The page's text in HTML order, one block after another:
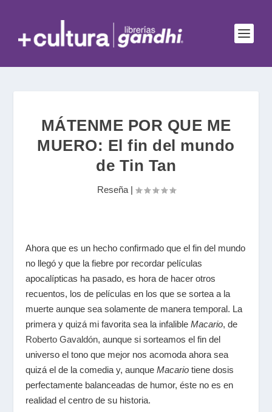
MÁTENME POR QUE ME
MUERO: El fin del mundo
de Tin Tan
Reseña|
Ahora que es un hecho confirmado que el fin del mundo
no llegó y que la fiebre por recordar películas
apocalípticas ha pasado, es hora de hacer otros
recuentos, los de películas en los que se sortea a la
muerte aunque sea solamente de manera temporal. La
primera y quizá mi favorita sea la infalibleMacario, de
Roberto Gavaldón, aunque si sorteamos el fin del
universo el tono que mejor nos acomoda ahora sea
quizá el de la comedia y, aunqueMacario tiene dosis
perfectamente balanceadas de humor, éste no es en
realidad el centro de su historia.